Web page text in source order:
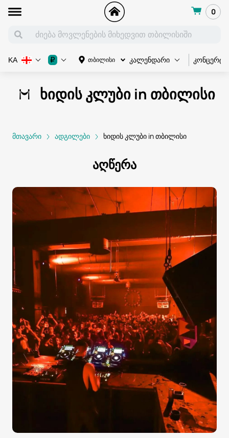
0
თბილისი კალენდარი კონცერტი
KA ₽
ხიდის კლუბი in თბილისი
მთავარი ადგილები ხიდის კლუბი in თბილისი
აღწერა